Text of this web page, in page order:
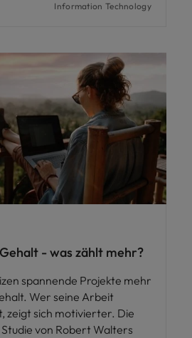
Information Technology
- was zählt mehr?
spannende Projekte mehr
Wer seine Arbeit
zeigt sich motivierter. Die
von Robert Walters